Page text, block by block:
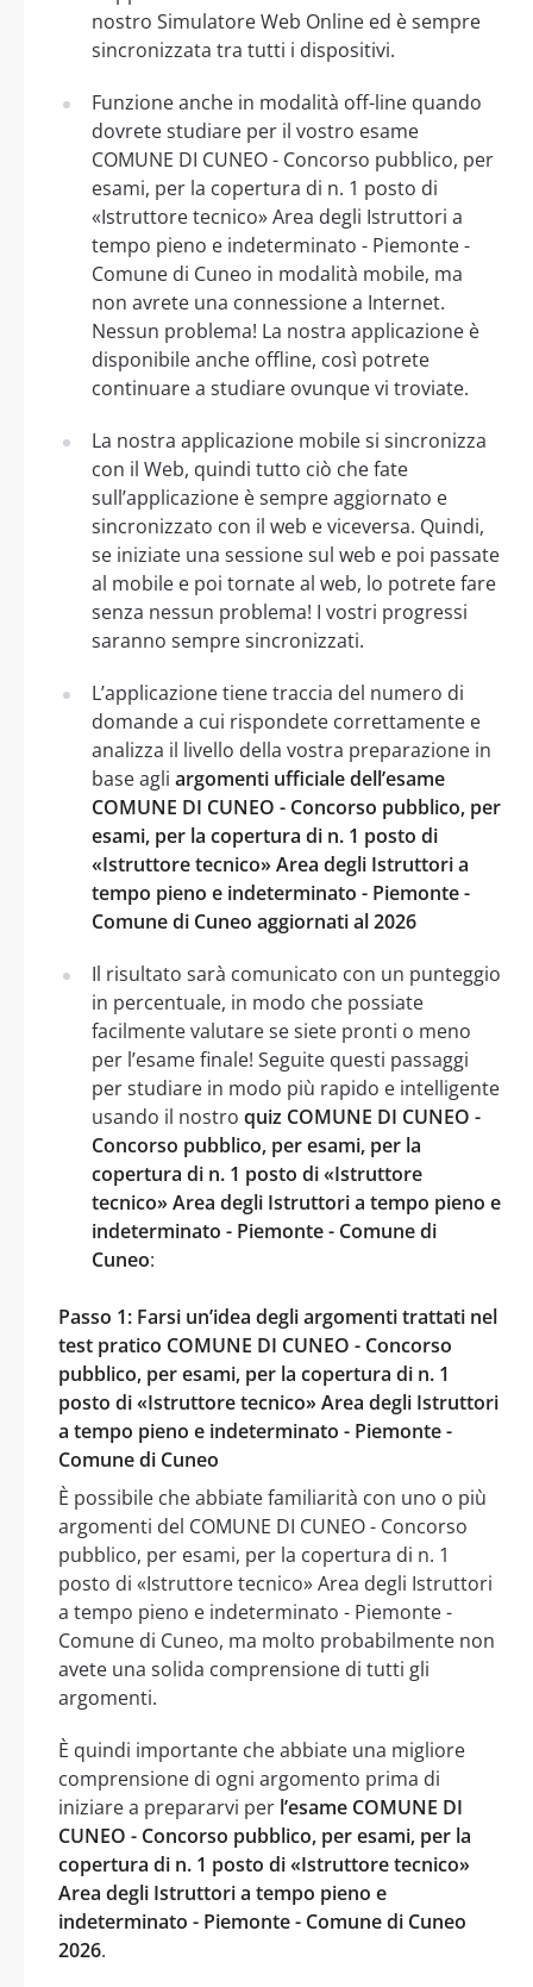
nostro Simulatore Web Online ed è sempre
sincronizzata tra tutti i dispositivi.
Funzione anche in modalità off-line quando
dovrete studiare per il vostro esame
COMUNE DI CUNEO - Concorso pubblico, per
esami, per la copertura di n. 1 posto di
«Istruttore tecnico» Area degli Istruttori a
tempo pieno e indeterminato - Piemonte -
Comune di Cuneo in modalità mobile, ma
non avrete una connessione a Internet.
Nessun problema! La nostra applicazione è
disponibile anche offline, così potrete
continuare a studiare ovunque vi troviate.
La nostra applicazione mobile si sincronizza
con il Web, quindi tutto ciò che fate
sull’applicazione è sempre aggiornato e
sincronizzato con il web e viceversa. Quindi,
se iniziate una sessione sul web e poi passate
al mobile e poi tornate al web, lo potrete fare
senza nessun problema! I vostri progressi
saranno sempre sincronizzati.
L’applicazione tiene traccia del numero di
domande a cui rispondete correttamente e
analizza il livello della vostra preparazione in
base agli argomenti ufficiale dell’esame
COMUNE DI CUNEO - Concorso pubblico, per
esami, per la copertura di n. 1 posto di
«Istruttore tecnico» Area degli Istruttori a
tempo pieno e indeterminato - Piemonte -
Comune di Cuneo aggiornati al 2026
Il risultato sarà comunicato con un punteggio
in percentuale, in modo che possiate
facilmente valutare se siete pronti o meno
per l’esame finale! Seguite questi passaggi
per studiare in modo più rapido e intelligente
usando il nostro quiz COMUNE DI CUNEO -
Concorso pubblico, per esami, per la
copertura di n. 1 posto di «Istruttore
tecnico» Area degli Istruttori a tempo pieno e
indeterminato - Piemonte - Comune di
Cuneo:
Passo 1: Farsi un’idea degli argomenti trattati nel
test pratico COMUNE DI CUNEO - Concorso
pubblico, per esami, per la copertura di n. 1
posto di «Istruttore tecnico» Area degli Istruttori
a tempo pieno e indeterminato - Piemonte -
Comune di Cuneo
È possibile che abbiate familiarità con uno o più
argomenti del COMUNE DI CUNEO - Concorso
pubblico, per esami, per la copertura di n. 1
posto di «Istruttore tecnico» Area degli Istruttori
a tempo pieno e indeterminato - Piemonte -
Comune di Cuneo, ma molto probabilmente non
avete una solida comprensione di tutti gli
argomenti.
È quindi importante che abbiate una migliore
comprensione di ogni argomento prima di
iniziare a prepararvi per l’esame COMUNE DI
CUNEO - Concorso pubblico, per esami, per la
copertura di n. 1 posto di «Istruttore tecnico»
Area degli Istruttori a tempo pieno e
indeterminato - Piemonte - Comune di Cuneo
2026.